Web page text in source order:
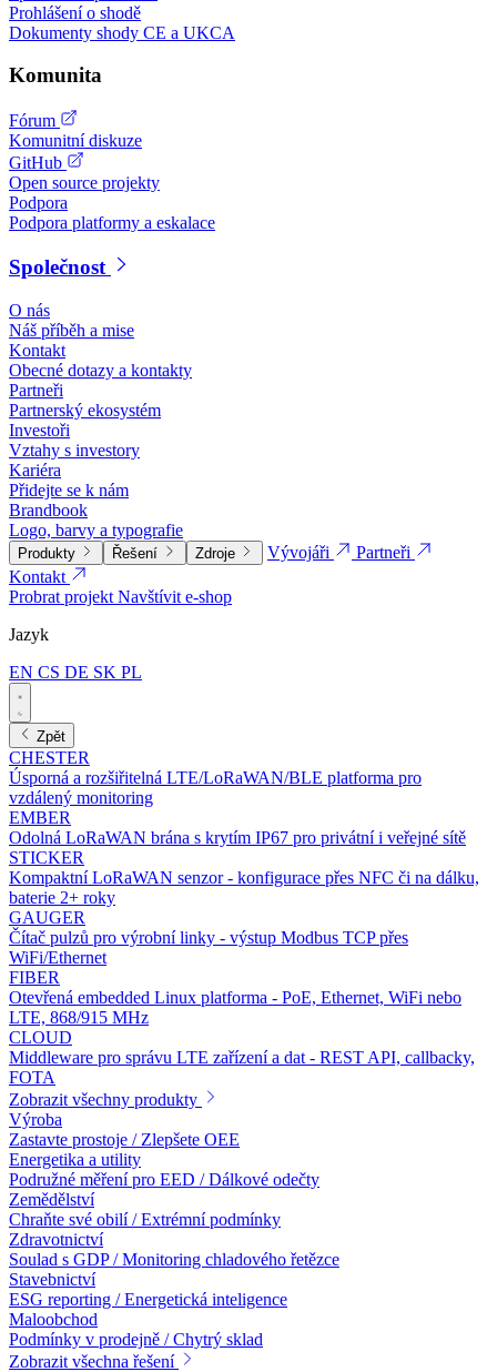
Prohlášení o shodě
Dokumenty shody CE a UKCA
Komunita
Fórum
Komunitní diskuze
GitHub
Open source projekty
Podpora
Podpora platformy a eskalace
Společnost
O nás
Náš příběh a mise
Kontakt
Obecné dotazy a kontakty
Partneři
Partnerský ekosystém
Investoři
Vztahy s investory
Kariéra
Přidejte se k nám
Brandbook
Logo, barvy a typografie
Produkty Řešení Zdroje Vývojáři
Partneři
Kontakt
Probrat projektNavštívit e-shop
Jazyk
EN CS DE SK PL
Zpět
CHESTER
Úsporná a rozšiřitelná LTE/LoRaWAN/BLE platforma pro
vzdálený monitoring
EMBER
Odolná LoRaWAN brána s krytím IP67 pro privátní i veřejné sítě
STICKER
Kompaktní LoRaWAN senzor - konfigurace přes NFC či na dálku,
baterie 2+ roky
GAUGER
Čítač pulzů pro výrobní linky - výstup Modbus TCP přes
WiFi/Ethernet
FIBER
Otevřená embedded Linux platforma - PoE, Ethernet, WiFi nebo
LTE, 868/915 MHz
CLOUD
Middleware pro správu LTE zařízení a dat - REST API, callbacky,
FOTA
Zobrazit všechny produkty
Výroba
Zastavte prostoje / Zlepšete OEE
Energetika a utility
Podružné měření pro EED / Dálkové odečty
Zemědělství
Chraňte své obilí / Extrémní podmínky
Zdravotnictví
Soulad s GDP / Monitoring chladového řetězce
Stavebnictví
ESG reporting / Energetická inteligence
Maloobchod
Podmínky v prodejně / Chytrý sklad
Zobrazit všechna řešení